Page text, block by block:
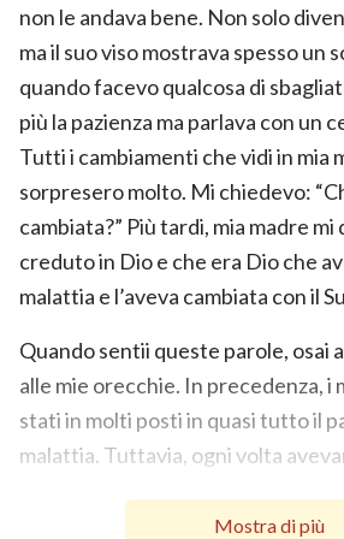
non le andava bene. Non solo
ma il suo viso mostrava spesso un
quando facevo qualcosa di
più la pazienza ma parlava con un
Tutti i cambiamenti che vidi in mia
sorpresero molto. Mi chiedevo:
cambiata?” Più tardi, mia madre mi
creduto in Dio e che era Dio che
malattia e l’aveva cambiata con il
Quando sentii queste parole, osai
alle mie orecchie. In precedenza, i
stati in molti posti in quasi tutto il
malattia. Tuttavia, ogni volta
madre non erano mai migliorate.
Mostra di più